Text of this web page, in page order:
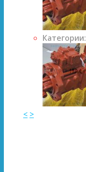
Категории:
< >